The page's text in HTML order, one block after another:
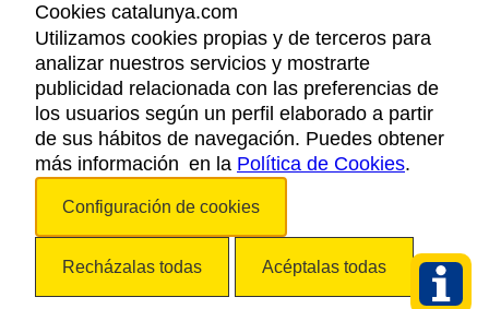
AVISO LEGAL
POLÍTICA DE PRIVACIDAD
COOKIES
ACCESSIBILIDAD
Copyright © 2026. Agencia Catalana de Turismo. Todos los derechos
Cookies catalunya.com
Utilizamos cookies propias y de terceros para
analizar nuestros servicios y mostrarte
publicidad relacionada con las preferencias de
los usuarios según un perfil elaborado a partir
de sus hábitos de navegación. Puedes obtener
más información en la Política de Cookies.
Configuración de cookies
Recházalas todas Acéptalas todas